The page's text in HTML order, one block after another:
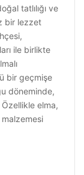
tatlılığı ve
bir lezzet
ile birlikte
bir geçmişe
döneminde,
Özellikle elma,